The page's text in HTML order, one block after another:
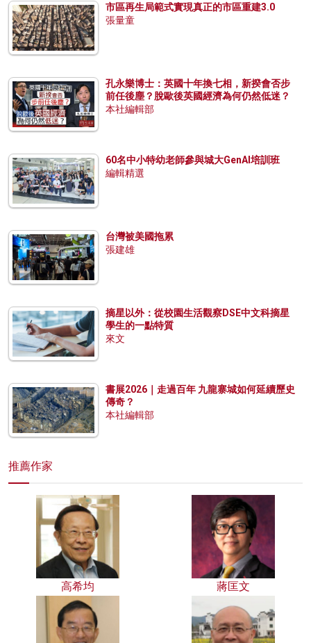
市區再生局範式實現真正的市區重建3.0
張量童
孔永樂博士：英國十年換七相，新揆會否步
前任後塵？脫歐後英國經濟為何仍然低迷？
本社編輯部
60名中小特幼老師參與城大GenAI培訓班
編輯精選
台灣被美國拖累
張建雄
摘星以外：從校園生活觀察DSE中文科摘星
學生的一點特質
來文
書展2026｜走過百年 九龍寨城如何延續歷史
傳奇？
本社編輯部
推薦作家
高希均 蔣匡文